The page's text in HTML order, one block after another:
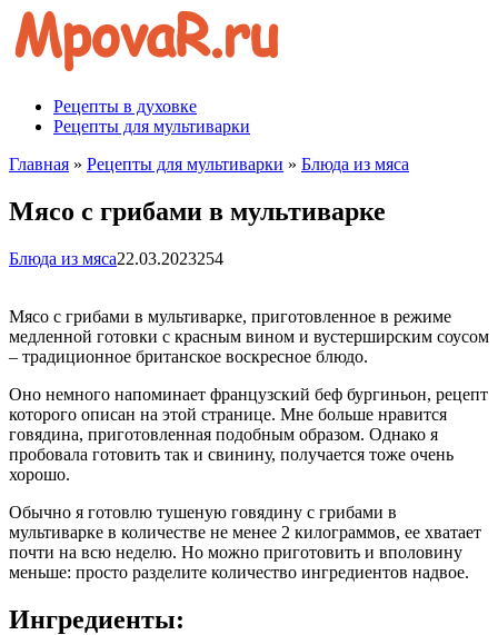
Перейти
контенту
Рецепты в духовке
Рецепты для мультиварки
Главная » Рецепты для мультиварки » Блюда из мяса
Мясо с грибами в мультиварке
Блюда из мяса22.03.2023254
Мясо с грибами в мультиварке, приготовленное в режиме
медленной готовки с красным вином и вустерширским соусом
– традиционное британское воскресное блюдо.
Оно немного напоминает французский беф бургиньон, рецепт
которого описан на этой странице. Мне больше нравится
говядина, приготовленная подобным образом. Однако я
пробовала готовить так и свинину, получается тоже очень
хорошо.
Обычно я готовлю тушеную говядину с грибами в
мультиварке в количестве не менее 2 килограммов, ее хватает
почти на всю неделю. Но можно приготовить и вполовину
меньше: просто разделите количество ингредиентов надвое.
Ингредиенты: